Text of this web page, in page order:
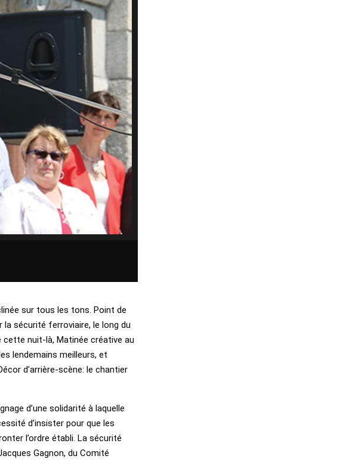
sur tous les tons. Point de
sécurité ferroviaire, le long du
nuit-là, Matinée créative au
lendemains meilleurs, et
d’arrière-scène: le chantier
d’une solidarité à laquelle
d’insister pour que les
l’ordre établi. La sécurité
Gagnon, du Comité